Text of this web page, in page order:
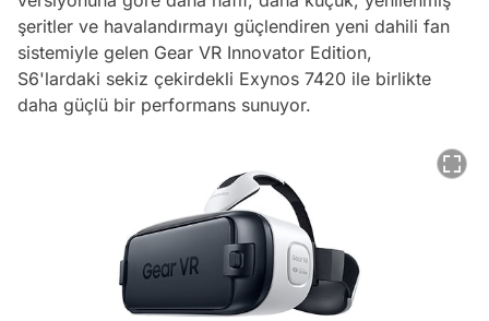
şeritler ve havalandırmayı güçlendiren yeni dahili fan
sistemiyle gelen Gear VR Innovator Edition,
S6'lardaki sekiz çekirdekli Exynos 7420 ile birlikte
daha güçlü bir performans sunuyor.